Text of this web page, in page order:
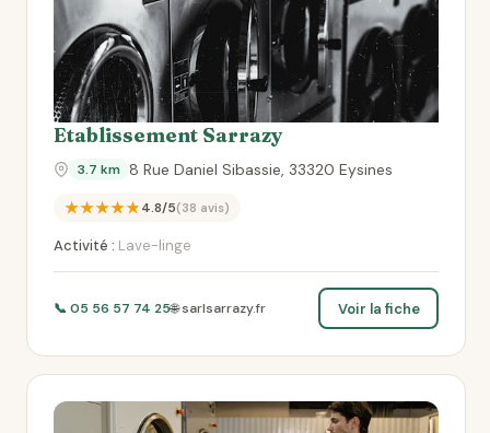
Etablissement Sarrazy
3.7 km 8 Rue Daniel Sibassie, 33320 Eysines
★★★★★4.8/5(38 avis)
Activité : Lave-linge
📞 05 56 57 74 25🌐 sarlsarrazy.fr Voir la fiche